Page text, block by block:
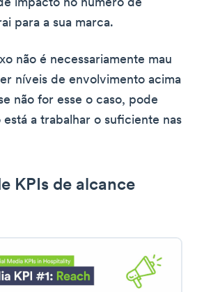
impacto no número de
para a sua marca.
não é necessariamente mau
níveis de envolvimento acima
não for esse o caso, pode
a trabalhar o suficiente nas
KPIs de alcance